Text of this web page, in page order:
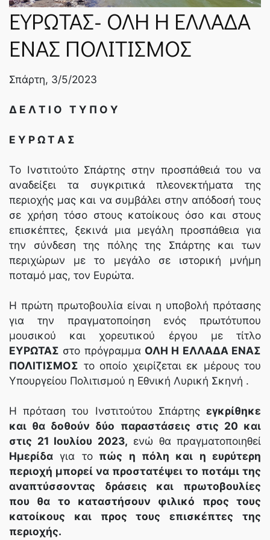
ΝΈΑ
SPARTANET
E-JOURNAL
ΕΥΡΩΤΑΣ- ΟΛΗ Η ΕΛΛΑΔΑ
ΕΝΑΣ ΠΟΛΙΤΙΣΜΟΣ
Σπάρτη, 3/5/2023
Δ Ε Λ Τ Ι Ο Τ Υ Π Ο Υ
Ε Υ Ρ Ω Τ Α Σ
Το Ινστιτούτο Σπάρτης στην προσπάθειά του να
αναδείξει τα συγκριτικά πλεονεκτήματα της
περιοχής μας και να συμβάλει στην απόδοσή τους
σε χρήση τόσο στους κατοίκους όσο και στους
επισκέπτες, ξεκινά μια μεγάλη προσπάθεια για
την σύνδεση της πόλης της Σπάρτης και των
περιχώρων με το μεγάλο σε ιστορική μνήμη
ποταμό μας, τον Ευρώτα.
Η πρώτη πρωτοβουλία είναι η υποβολή πρότασης
για την πραγματοποίηση ενός πρωτότυπου
μουσικού και χορευτικού έργου με τίτλο
ΕΥΡΩΤΑΣ στο πρόγραμμα ΟΛΗ Η ΕΛΛΑΔΑ ΕΝΑΣ
ΠΟΛΙΤΙΣΜΟΣ το οποίο χειρίζεται εκ μέρους του
Υπουργείου Πολιτισμού η Εθνική Λυρική Σκηνή .
Η πρόταση του Ινστιτούτου Σπάρτης εγκρίθηκε
και θα δοθούν δύο παραστάσεις στις 20 και
στις 21 Ιουλίου 2023, ενώ θα πραγματοποιηθεί
Ημερίδα για τοπώς η πόλη και η ευρύτερη
περιοχή μπορεί να προστατέψει το ποτάμι της
αναπτύσσοντας δράσεις και πρωτοβουλίες
που θα το καταστήσουν φιλικό προς τους
κατοίκους και προς τους επισκέπτες της
περιοχής.